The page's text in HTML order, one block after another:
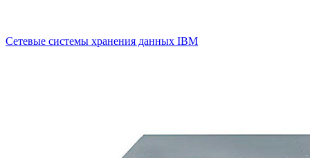
Сетевые системы хранения данных IBM